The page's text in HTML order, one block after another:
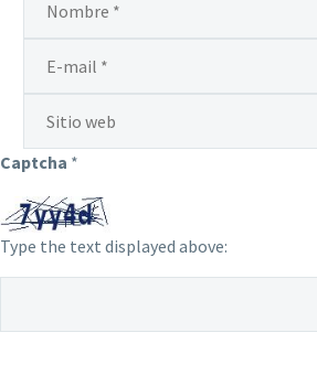
Captcha *
Type the text displayed above: